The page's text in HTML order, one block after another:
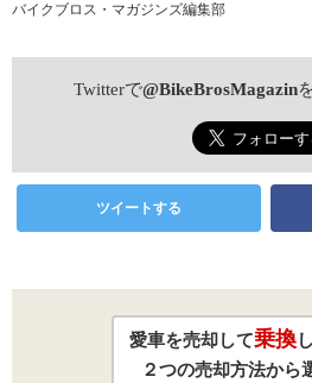
バイクブロス・マガジンズ編集部
Twitterで@BikeBrosMagazin
ツイートする
愛車を売却して乗換
２つの売却方法から